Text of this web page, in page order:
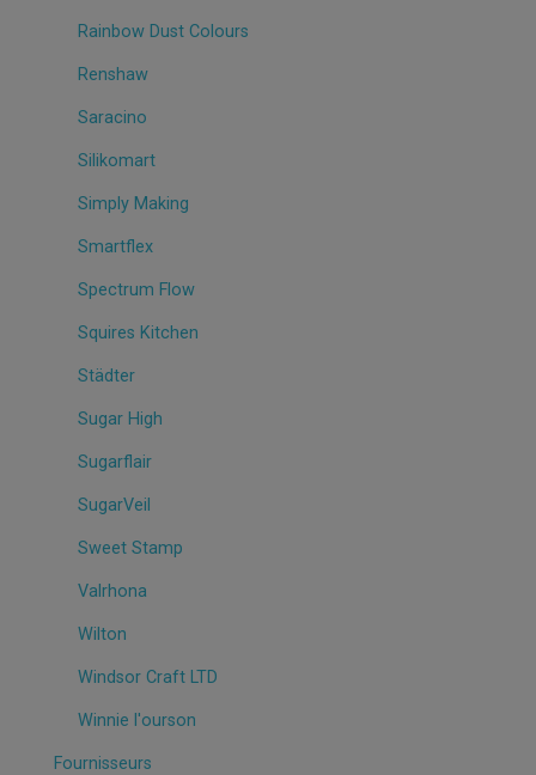
Rainbow Dust Colours
Renshaw
Saracino
Silikomart
Simply Making
Smartflex
Spectrum Flow
Squires Kitchen
Städter
Sugar High
Sugarflair
SugarVeil
Sweet Stamp
Valrhona
Wilton
Windsor Craft LTD
Winnie l'ourson
Fournisseurs